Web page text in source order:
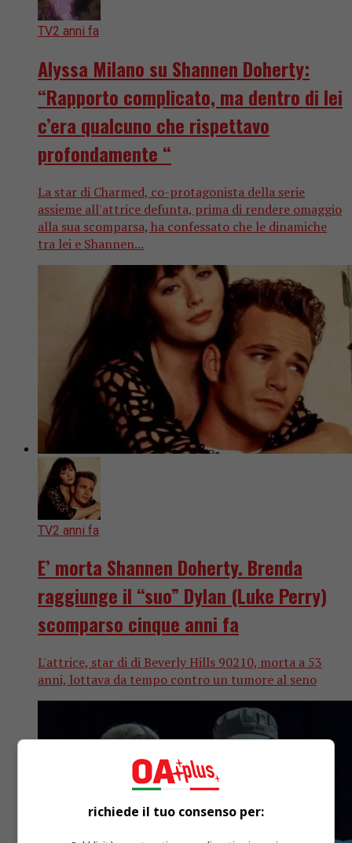
TV2 anni fa
Alyssa Milano su Shannen Doherty:
“Rapporto complicato, ma dentro di lei
c’era qualcuno che rispettavo
profondamente “
La star di Charmed, co-protagonista della serie
assieme all'attrice defunta, prima di rendere omaggio
alla sua scomparsa, ha confessato che le dinamiche
tra lei e Shannen...
TV2 anni fa
E’ morta Shannen Doherty. Brenda
raggiunge il “suo” Dylan (Luke Perry)
scomparso cinque anni fa
L'attrice, star di di Beverly Hills 90210, morta a 53
anni, lottava da tempo contro un tumore al seno
richiede il tuo consenso per: